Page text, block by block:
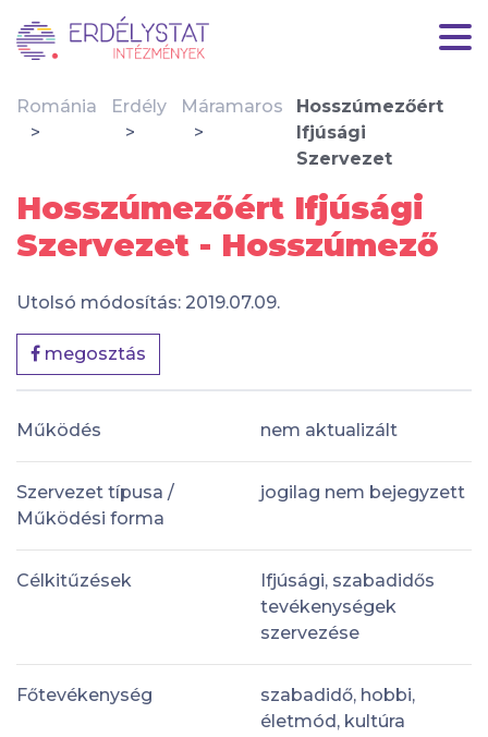
Románia Erdély Máramaros
Hosszúmezőért
Ifjúsági
Szervezet
Hosszúmezőért Ifjúsági
Szervezet - Hosszúmező
Utolsó módosítás: 2019.07.09.
megosztás
Működés nem aktualizált
Szervezet típusa /
Működési forma
jogilag nem bejegyzett
Célkitűzések
Ifjúsági, szabadidős
tevékenységek
szervezése
Főtevékenység
szabadidő, hobbi,
életmód, kultúra